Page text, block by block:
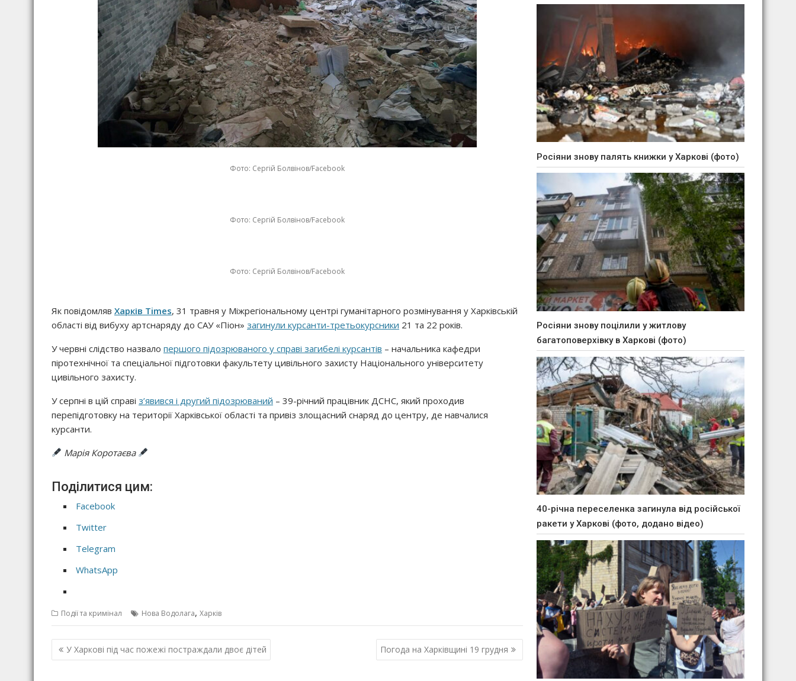
Фото: Сергій Болвінов/Facebook
Фото: Сергій Болвінов/Facebook
Фото: Сергій Болвінов/Facebook
Як повідомляв Харків Times, 31 травня у Міжрегіональному центрі гуманітарного розмінування у Харківській
області від вибуху артснаряду до САУ «Піон» загинули курсанти-третьокурсники 21 та 22 років.
У червні слідство назвало першого підозрюваного у справі загибелі курсантів – начальника кафедри
піротехнічної та спеціальної підготовки факультету цивільного захисту Національного університету
цивільного захисту.
У серпні в цій справі з’явився і другий підозрюваний – 39-річний працівник ДСНС, який проходив
перепідготовку на території Харківської області та привіз злощасний снаряд до центру, де навчалися
курсанти.
Марія Коротаєва
Поділитися цим:
Facebook
Twitter
Telegram
WhatsApp
Події та кримінал Нова Водолага, Харків
Н
а
У Харкові під час пожежі постраждали двоє дітей Погода на Харківщині 19 грудня
Росіяни знову палять книжки у Харкові (фото)
Росіяни знову поцілили у житлову
багатоповерхівку в Харкові (фото)
40-річна переселенка загинула від російської
ракети у Харкові (фото, додано відео)